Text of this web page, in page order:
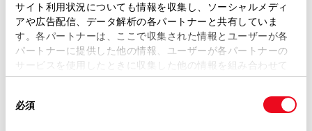
サイト利用状況についても情報を収集し、ソーシャルメディ
アや広告配信、データ解析の各パートナーと共有していま
す。各パートナーは、ここで収集された情報とユーザーが各
パートナーに提供した他の情報、ユーザーが各パートナーの
サービスを使用したときに収集した他の情報を組み合わせて
使用することがあります。当ウェブサイトの使用を続行する
必須
カローラ埼玉 ＴＣＳ越谷バイパス
各種お問い合わせ
048-970-8400